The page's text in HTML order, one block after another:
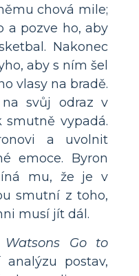
chová mile;
a pozve ho, aby
Nakonec
aby s ním šel
vlasy na bradě.
svůj odraz v
smutně vypadá.
a uvolnit
emoce. Byron
mu, že je v
smutní z toho,
musí jít dál.
Watsons Go to
analýzu postav,